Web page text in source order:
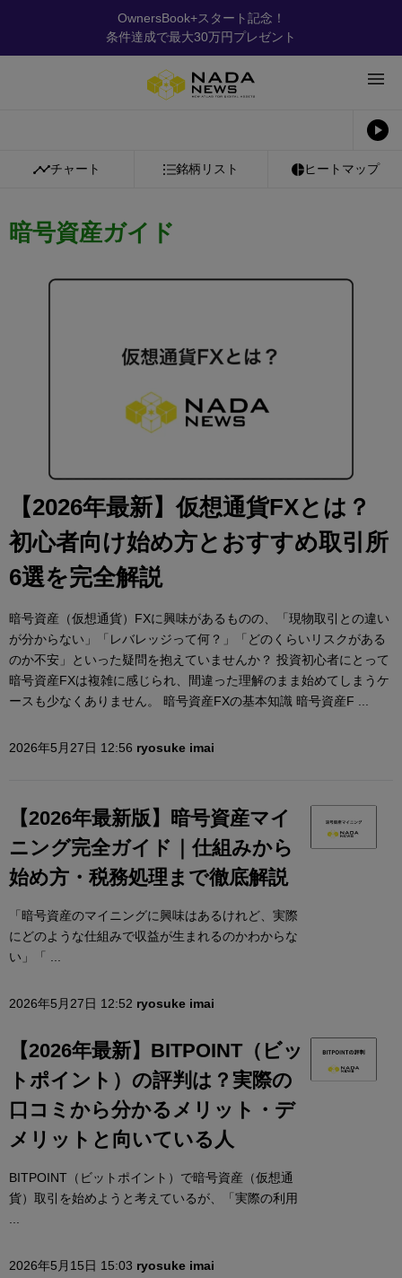
OwnersBook+スタート記念！
条件達成で最大30万円プレゼント
チャート 銘柄リスト ヒートマップ
暗号資産ガイド
【2026年最新】仮想通貨FXとは？
初心者向け始め方とおすすめ取引所
6選を完全解説
暗号資産（仮想通貨）FXに興味があるものの、「現物取引との違い
が分からない」「レバレッジって何？」「どのくらいリスクがある
のか不安」といった疑問を抱えていませんか？ 投資初心者にとって
暗号資産FXは複雑に感じられ、間違った理解のまま始めてしまうケ
ースも少なくありません。 暗号資産FXの基本知識 暗号資産F ...
2026年5月27日 12:56 ryosuke imai
【2026年最新版】暗号資産マイ
ニング完全ガイド｜仕組みから
始め方・税務処理まで徹底解説
「暗号資産のマイニングに興味はあるけれど、実際
にどのような仕組みで収益が生まれるのかわからな
い」「 ...
2026年5月27日 12:52 ryosuke imai
【2026年最新】BITPOINT（ビッ
トポイント）の評判は？実際の
口コミから分かるメリット・デ
メリットと向いている人
BITPOINT（ビットポイント）で暗号資産（仮想通
貨）取引を始めようと考えているが、「実際の利用
2026年5月15日 15:03 ryosuke imai